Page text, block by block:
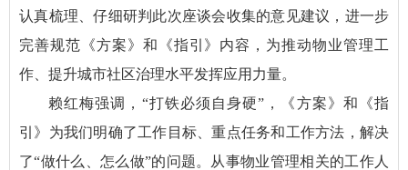
认真梳理、仔细研判此次座谈会收集的意见建议，进一步
完善规范《方案》和《指引》内容，为推动物业管理工
作、提升城市社区治理水平发挥应用力量。
赖红梅强调，“打铁必须自身硬”，《方案》和《指
引》为我们明确了工作目标、重点任务和工作方法，解决
了“做什么、怎么做”的问题。从事物业管理相关的工作人